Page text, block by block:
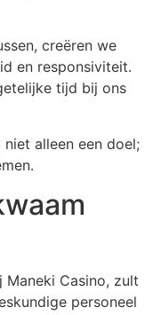
creëren we
en responsiviteit.
tijd bij ons
alleen een doel;
Casino, zult
personeel